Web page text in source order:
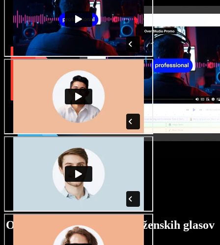
Ogromna izbira moških in ženskih glasov
ter naglasov